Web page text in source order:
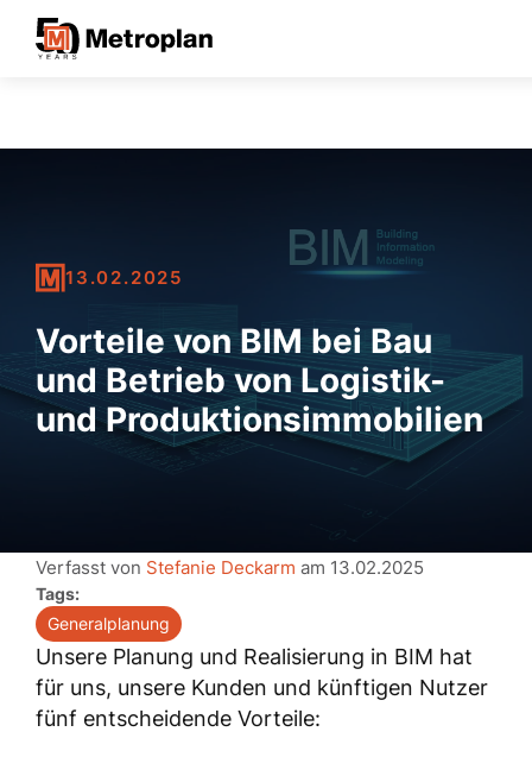
13.02.2025
Vorteile von BIM bei Bau
und Betrieb von Logistik-
und Produktionsimmobilien
Verfasst von Stefanie Deckarm am 13.02.2025
Tags:
Generalplanung
Unsere Planung und Realisierung in BIM hat
für uns, unsere Kunden und künftigen Nutzer
fünf entscheidende Vorteile: